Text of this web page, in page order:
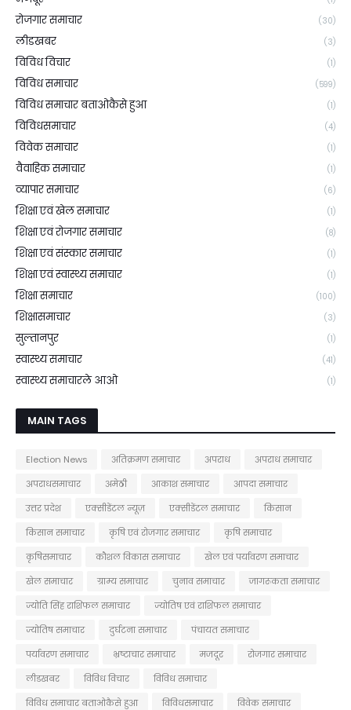
रोजगार समाचार (30)
लीडखबर (3)
विविध विचार (1)
विविध समाचार (599)
विविध समाचार बताओकैसे हुआ (1)
विविधसमाचार (4)
विवेक समाचार (1)
वैवाहिक समाचार (1)
व्यापार समाचार (6)
शिक्षा एवं खेल समाचार (1)
शिक्षा एवं रोजगार समाचार (8)
शिक्षा एवं संस्कार समाचार (1)
शिक्षा एवं स्वास्थ्य समाचार (1)
शिक्षा समाचार (100)
शिक्षासमाचार (3)
सुल्तानपुर (1)
स्वास्थ्य समाचार (41)
स्वास्थ्य समाचारले आओ (1)
MAIN TAGS
Election News अतिक्रमण समाचार अपराध
अपराध समाचार
अपराधसमाचार
अमेठी आकाश समाचार
आपदा समाचार
उत्तर प्रदेश
एक्सीडेंटल न्यूज़ एक्सीडेंटल समाचार
किसान
किसान समाचार
कृषि एवं रोजगार समाचार
कृषि समाचार
कृषिसमाचार
कौशल विकास समाचार
खेल एवं पर्यावरण समाचार
खेल समाचार
ग्राम्य समाचार चुनाव समाचार
जागरूकता समाचार
ज्योति सिंह राशिफल समाचार
ज्योतिष एवं राशिफल समाचार
ज्योतिष समाचार
दुर्घटना समाचार
पंचायत समाचार
पर्यावरण समाचार
भ्रष्टाचार समाचार मजदूर
रोजगार समाचार
लीडखबर
विविध विचार
विविध समाचार
विविध समाचार बताओकैसे हुआ
विविधसमाचार
विवेक समाचार